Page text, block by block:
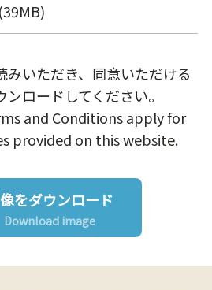
みいただき、同意いただける
ロードしてください。
and Conditions apply for
provided on this website.
をダウンロード
Download image